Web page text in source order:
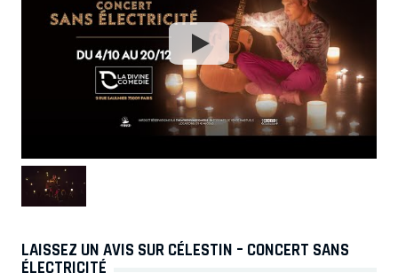
LAISSEZ UN AVIS SUR CÉLESTIN – CONCERT SANS
ÉLECTRICITÉ